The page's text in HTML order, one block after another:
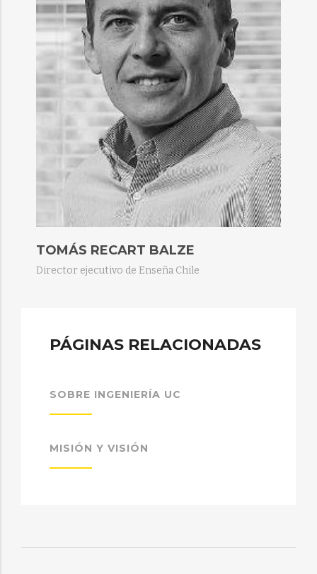
TOMÁS RECART BALZE​
Director ejecutivo de Enseña Chile
PÁGINAS RELACIONADAS
SOBRE INGENIERÍA UC
MISIÓN Y VISIÓN